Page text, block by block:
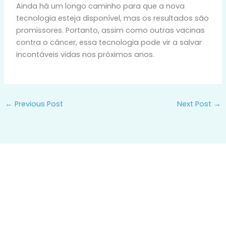
Ainda há um longo caminho para que a nova
tecnologia esteja disponível, mas os resultados são
promissores. Portanto, assim como outras vacinas
contra o câncer, essa tecnologia pode vir a salvar
incontáveis vidas nos próximos anos.
← Previous Post Next Post →